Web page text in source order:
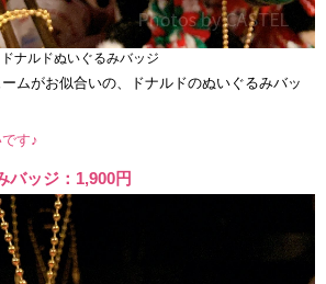
ドナルドぬいぐるみバッジ
ムがお似合いの、ドナルドのぬいぐるみバッ
す♪
ッジ：1,900円